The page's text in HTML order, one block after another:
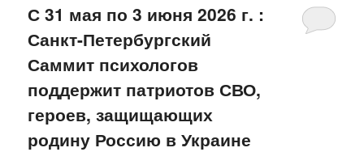
С 31 мая по 3 июня 2026 г. :
Санкт-Петербургский
Саммит психологов
поддержит патриотов СВО,
героев, защищающих
родину Россию в Украине